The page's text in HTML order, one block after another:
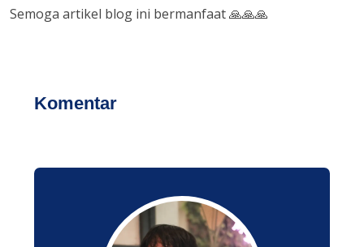
Semoga artikel blog ini bermanfaat 🙏🙏🙏
Komentar